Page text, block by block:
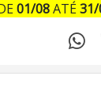
01/08ATÉ31/